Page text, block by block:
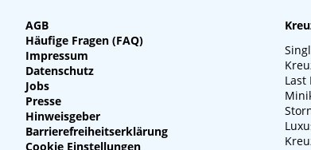
AGB
Häufige Fragen (FAQ)
Impressum
Datenschutz
Jobs
Presse
Hinweisgeber
Barrierefreiheitserklärung
Cookie Einstellungen